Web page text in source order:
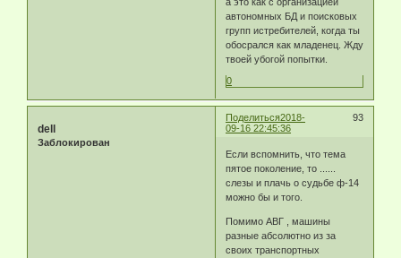
автономных БД и поисковых
групп истребителей, когда ты
обосрался как младенец. Жду
твоей убогой попытки.
0
Поделиться 93
2018-
09-16 22:45:36
dell
Заблокирован
Если вспомнить, что тема
пятое поколение, то ......
слезы и плачь о судьбе ф-14
можно бы и того.
Помимо АВГ , машины
разные абсолютно из за
своих транспортных